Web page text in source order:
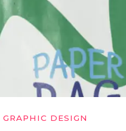
GRAPHIC DESIGN